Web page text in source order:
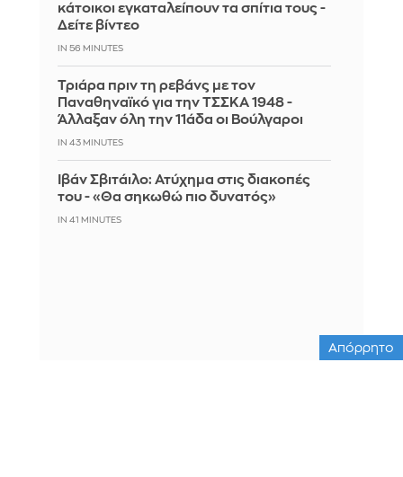
κάτοικοι εγκαταλείπουν τα σπίτια τους -
Δείτε βίντεο
IN 56 MINUTES
Τριάρα πριν τη ρεβάνς με τον
Παναθηναϊκό για την ΤΣΣΚΑ 1948 -
Άλλαξαν όλη την 11άδα οι Βούλγαροι
IN 43 MINUTES
Ιβάν Σβιτάιλο: Ατύχημα στις διακοπές
του - «Θα σηκωθώ πιο δυνατός»
IN 41 MINUTES
Απόρρητο